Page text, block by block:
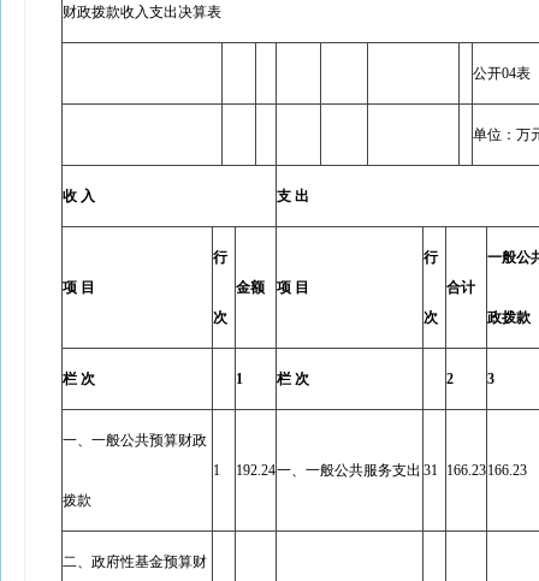
财政拨款收入支出决算表
公开04表
单位：万
收 入 支 出
项 目
行
次
金额 项 目
行
次
合计
一般公
政拨款
栏 次 1 栏 次 2 3
一、一般公共预算财政
拨款
1 192.24一、一般公共服务支出 31 166.23166.23
二、政府性基金预算财